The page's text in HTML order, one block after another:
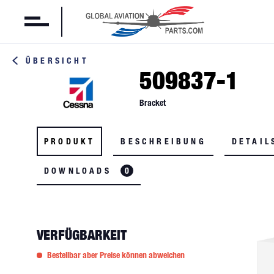
ÜBERSICHT
509837-1
Bracket
PRODUKT BESCHREIBUNG
DOWNLOADS 0
VERFÜGBARKEIT
Bestellbar aber Preise können abweichen